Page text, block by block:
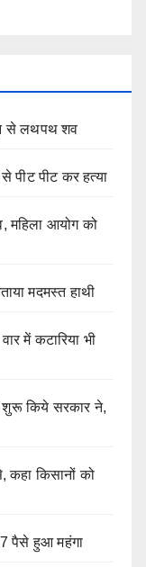
से लथपथ शव
पीट पीट कर हत्या
महिला आयोग को
मदमस्त हाथी
में कटारिया भी
किये सरकार ने,
किसानों को
पैसे हुआ महंगा